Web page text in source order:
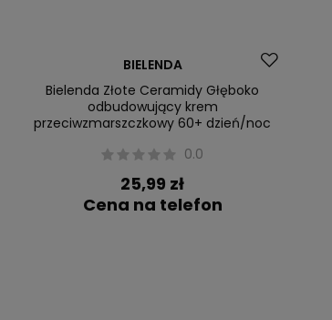
BIELENDA
Bielenda Złote Ceramidy Głęboko
odbudowujący krem
przeciwzmarszczkowy 60+ dzień/noc
0.0
25,99 zł
Cena na telefon